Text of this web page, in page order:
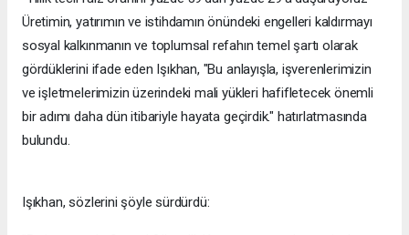
Üretimin, yatırımın ve istihdamın önündeki engelleri kaldırmayı
sosyal kalkınmanın ve toplumsal refahın temel şartı olarak
gördüklerini ifade eden Işıkhan, "Bu anlayışla, işverenlerimizin
ve işletmelerimizin üzerindeki mali yükleri hafifletecek önemli
bir adımı daha dün itibariyle hayata geçirdik." hatırlatmasında
bulundu.
Işıkhan, sözlerini şöyle sürdürdü: